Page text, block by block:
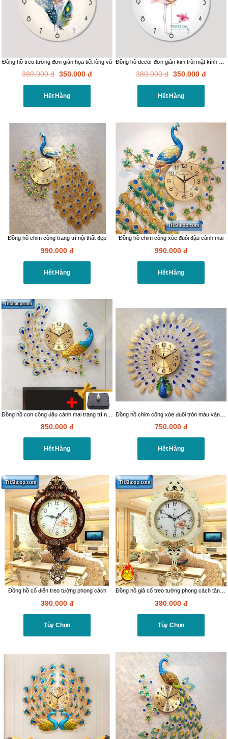
Đồng hồ treo tường đơn giản họa tiết lông vũ
380.000đ 350.000 đ
Hết Hàng
380.000đ 350.000 đ
Hết Hàng
Đồng hồ chim công trang trí nội thất đẹp
990.000 đ
Hết Hàng
Đồng hồ chim công xòe đuôi đậu cành mai
990.000 đ
Hết Hàng
850.000 đ
Hết Hàng
750.000 đ
Hết Hàng
Đồng hồ cổ điển treo tường phong cách
390.000 đ
Tùy Chọn
Đồng hồ giả cổ treo tường phong cách tân cổ điển
390.000 đ
Tùy Chọn